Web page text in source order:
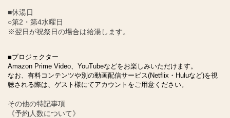
■休湯日
○第2・第4水曜日
※翌日が祝祭日の場合は給湯します。
■プロジェクター
Amazon Prime Video、YouTubeなどをお楽しみいただけます。
なお、有料コンテンツや別の動画配信サービス(Netflix・Huluなど)を視
聴される際は、ゲスト様にてアカウントをご用意ください。
その他の特記事項
《予約人数について》